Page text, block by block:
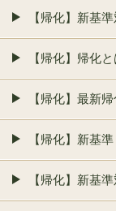
【帰化】新基
【帰化】帰化と
【帰化】最新
【帰化】新基
【帰化】新基